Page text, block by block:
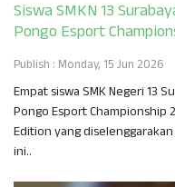
Siswa SMKN 13
Pongo Esport
Publish : Monday, 15 Jun 2026
Empat siswa SMK Negeri 13
Pongo Esport Championship
Edition yang
ini..